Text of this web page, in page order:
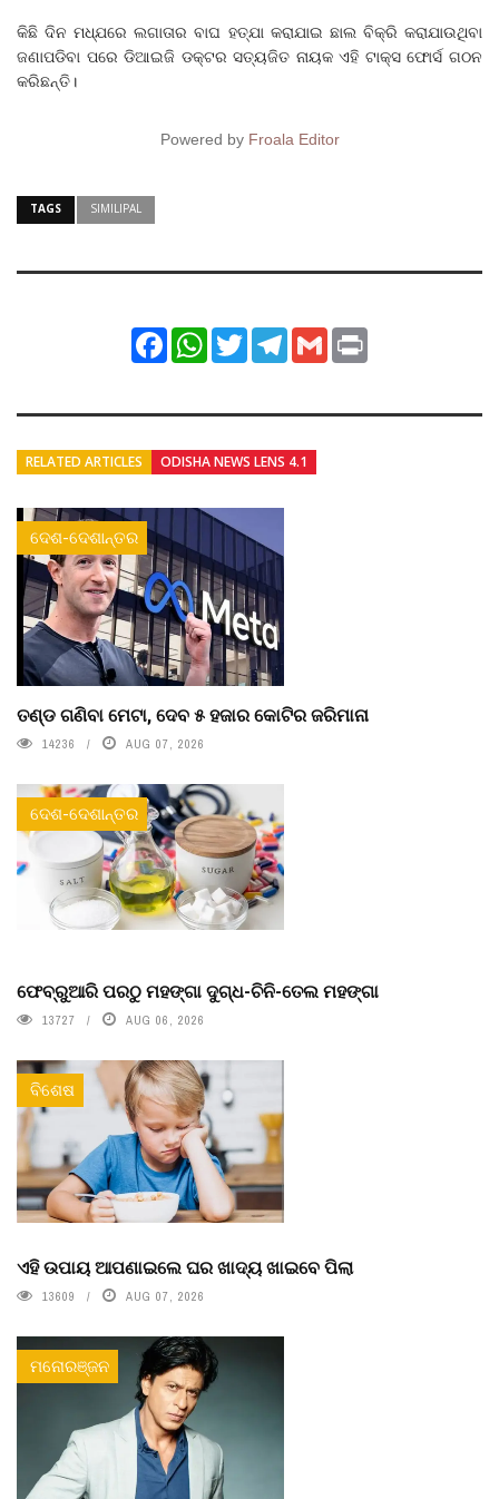
କିଛି ଦିନ ମଧ୍ଯରେ ଲଗାତାର ବାଘ ହତ୍ଯା କରାଯାଇ ଛାଲ ବିକ୍ରି କରାଯାଉଥିବା
ଜଣାପଡିବା ପରେ ଡିଆଇଜି ଡକ୍ଟର ସତ୍ୟଜିତ ନାୟକ ଏହି ଟାକ୍ସ ଫୋର୍ସ ଗଠନ
କରିଛନ୍ତି।
Powered by Froala Editor
TAGS SIMILIPAL
FacebookWhatsApp
TwitterTelegram
Gmail
RELATED ARTICLES ODISHA NEWS LENS 4.1
ଦେଶ-ଦେଶାନ୍ତର
ତଣ୍ଡ ଗଣିବା ମେଟା, ଦେବ ୫ ହଜାର କୋଟିର ଜରିମାନା
14236 AUG 07, 2026
ଦେଶ-ଦେଶାନ୍ତର
ଫେବ୍ରୁଆରି ପରଠୁ ମହଙ୍ଗା ଦୁଗ୍ଧ-ଚିନି-ତେଲ ମହଙ୍ଗା
13727 AUG 06, 2026
ବିଶେଷ
ଏହି ଉପାୟ ଆପଣାଇଲେ ଘର ଖାଦ୍ୟ ଖାଇବେ ପିଲା
13609 AUG 07, 2026
ମନୋରଞ୍ଜନ